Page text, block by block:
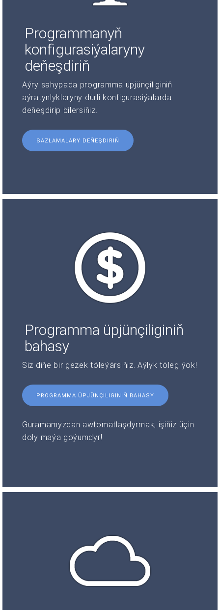
Programmanyň
konfigurasiýalaryny
deňeşdiriň
Aýry sahypada programma üpjünçiliginiň
aýratynlyklaryny dürli konfigurasiýalarda
deňeşdirip bilersiňiz.
SAZLAMALARY DEŇEŞDIRIŇ
Programma üpjünçiliginiň
bahasy
Siz diňe bir gezek töleýärsiňiz. Aýlyk töleg ýok!
PROGRAMMA ÜPJÜNÇILIGINIŇ BAHASY
Guramamyzdan awtomatlaşdyrmak, işiňiz üçin
doly maýa goýumdyr!